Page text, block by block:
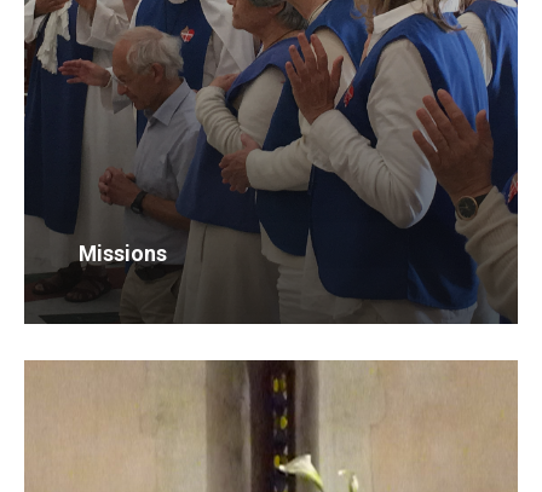
Missions